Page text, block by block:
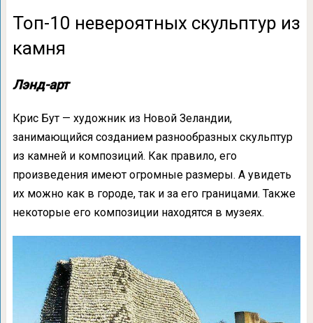
Топ-10 невероятных скульптур из
камня
Лэнд-арт
Крис Бут — художник из Новой Зеландии,
занимающийся созданием разнообразных скульптур
из камней и композиций. Как правило, его
произведения имеют огромные размеры. А увидеть
их можно как в городе, так и за его границами. Также
некоторые его композиции находятся в музеях.